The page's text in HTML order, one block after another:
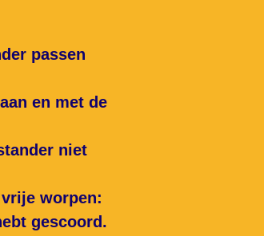
passen
en met de
niet
worpen:
gescoord.